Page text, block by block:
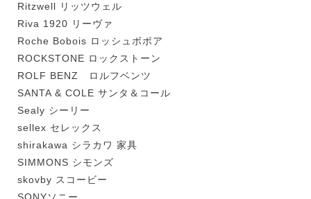
Ritzwell リッツウェル
Riva 1920 リーヴァ
Roche Bobois ロッシュボボア
ROCKSTONE ロックストーン
ROLF BENZ ロルフベンツ
SANTA & COLE サンタ＆コール
Sealy シーリー
sellex セレックス
shirakawa シラカワ 家具
SIMMONS シモンズ
skovby スコービー